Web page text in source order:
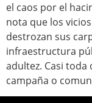
lleno de
el caos por el
nota que los
destrozan sus
infraestructura
adultez. Casi
campaña o